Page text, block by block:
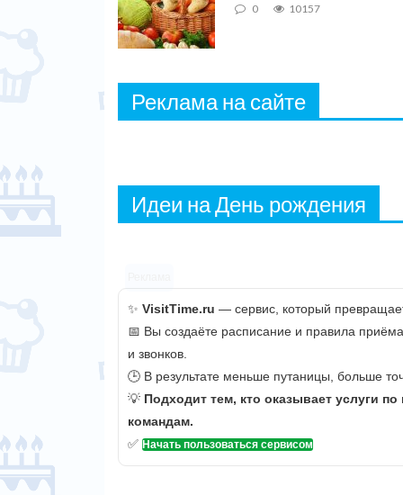
0 10157
Реклама на сайте
Идеи на День рождения
✨ VisitTime.ru — сервис, который
📅 Вы создаёте расписание и правила
и звонков.
🕒 В результате меньше путаницы, больше
💡 Подходит тем, кто оказывает услуги
командам.
✅ Начать пользоваться сервисом